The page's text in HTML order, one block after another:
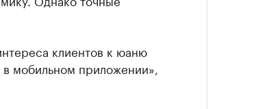
клиентов к юаню
мобильном приложении»,